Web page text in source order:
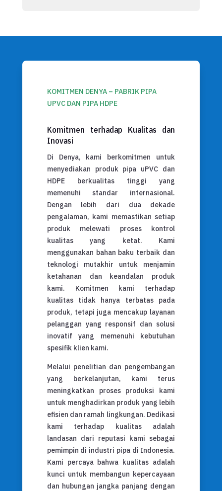
KOMITMEN DENYA – PABRIK PIPA
UPVC DAN PIPA HDPE
Komitmen terhadap Kualitas dan
Inovasi
Di Denya, kami berkomitmen untuk
menyediakan produk pipa uPVC dan
HDPE berkualitas tinggi yang
memenuhi standar internasional.
Dengan lebih dari dua dekade
pengalaman, kami memastikan setiap
produk melewati proses kontrol
kualitas yang ketat. Kami
menggunakan bahan baku terbaik dan
teknologi mutakhir untuk menjamin
ketahanan dan keandalan produk
kami. Komitmen kami terhadap
kualitas tidak hanya terbatas pada
produk, tetapi juga mencakup layanan
pelanggan yang responsif dan solusi
inovatif yang memenuhi kebutuhan
spesifik klien kami.
Melalui penelitian dan pengembangan
yang berkelanjutan, kami terus
meningkatkan proses produksi kami
untuk menghadirkan produk yang lebih
efisien dan ramah lingkungan. Dedikasi
kami terhadap kualitas adalah
landasan dari reputasi kami sebagai
pemimpin di industri pipa di Indonesia.
Kami percaya bahwa kualitas adalah
kunci untuk membangun kepercayaan
dan hubungan jangka panjang dengan